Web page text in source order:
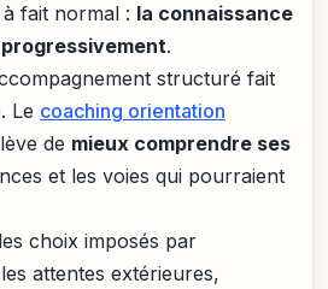
à fait normal : la connaissance
.
structuré fait
Le coaching orientation
de mieux comprendre ses
et les voies qui pourraient
choix imposés par
attentes extérieures,